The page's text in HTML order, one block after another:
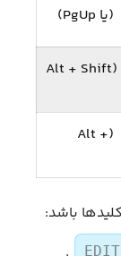
(یا PgUp)
(Alt + Shift
(Alt +
باشد:
EDIT